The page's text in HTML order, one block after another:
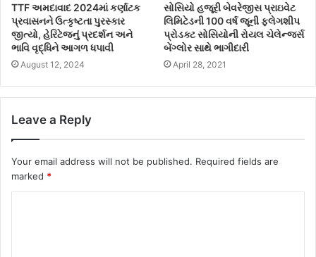
TTF અમદાવાદ 2024માં કર્ણાટક
પ્રવાસનને ઉત્કૃષ્ટતા પુરસ્કાર
જીત્યો, હેરિટેજનું પ્રદર્શન અને
ભાવિ વૃદ્ધિને આગળ ધપાવી
August 12, 2024
સોસિયો હજૂરી બેવરેજીસ પ્રાઇવેટ
લિમિટેડની 100 વર્ષ જૂની ફ્લેગશીપ
પ્રોડક્ટ સોસિયોની રોયલ ચેલેન્જર્સ
બેંગ્લોર સાથે ભાગીદારી
April 28, 2021
Leave a Reply
Your email address will not be published. Required fields are
marked *